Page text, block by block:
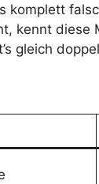
kennt
gleich